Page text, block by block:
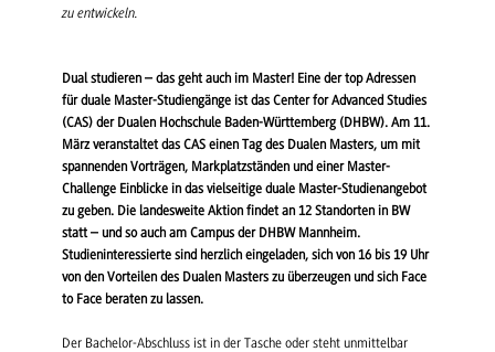
zu entwickeln.
Dual studieren – das geht auch im Master! Eine der top Adressen
für duale Master-Studiengänge ist das Center for Advanced Studies
(CAS) der Dualen Hochschule Baden-Württemberg (DHBW). Am 11.
März veranstaltet das CAS einen Tag des Dualen Masters, um mit
spannenden Vorträgen, Markplatzständen und einer Master-
Challenge Einblicke in das vielseitige duale Master-Studienangebot
zu geben. Die landesweite Aktion findet an 12 Standorten in BW
statt – und so auch am Campus der DHBW Mannheim.
Studieninteressierte sind herzlich eingeladen, sich von 16 bis 19 Uhr
von den Vorteilen des Dualen Masters zu überzeugen und sich Face
to Face beraten zu lassen.
Der Bachelor-Abschluss ist in der Tasche oder steht unmittelbar